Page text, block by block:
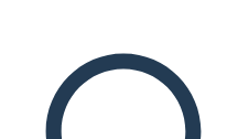
Storyboard
STORYBOARD